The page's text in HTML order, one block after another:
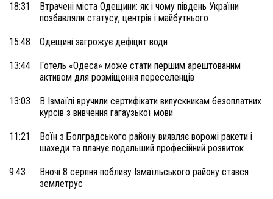
18:31
Втрачені міста Одещини: як і чому південь України
позбавляли статусу, центрів і майбутнього
15:48 Одещині загрожує дефіцит води
13:44
Готель «Одеса» може стати першим арештованим
активом для розміщення переселенців
13:03
В Ізмаїлі вручили сертифікати випускникам безоплатних
курсів з вивчення гагаузької мови
11:21
Воїн з Болградського району виявляє ворожі ракети і
шахеди та планує подальший професійний розвиток
9:43
Вночі 8 серпня поблизу Ізмаїльського району стався
землетрус